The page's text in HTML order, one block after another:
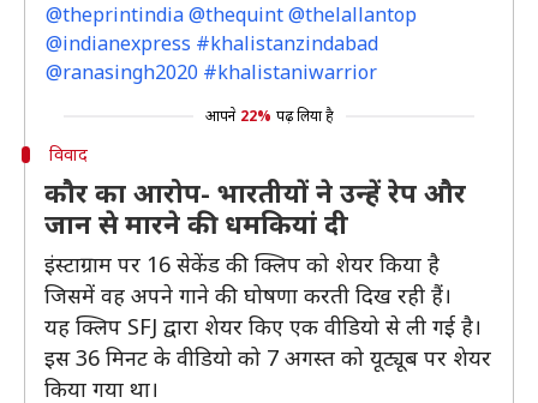
@theprintindia @thequint @thelallantop
@indianexpress #khalistanzindabad
@ranasingh2020 #khalistaniwarrior
आपने 22% पढ़ लिया है
विवाद
कौर का आरोप- भारतीयों ने उन्हें रेप और
जान से मारने की धमकियां दी
इंस्टाग्राम पर 16 सेकेंड की क्लिप को शेयर किया है
जिसमें वह अपने गाने की घोषणा करती दिख रही हैं।
यह क्लिप SFJ द्वारा शेयर किए एक वीडियो से ली गई है।
इस 36 मिनट के वीडियो को 7 अगस्त को यूट्यूब पर शेयर
किया गया था।